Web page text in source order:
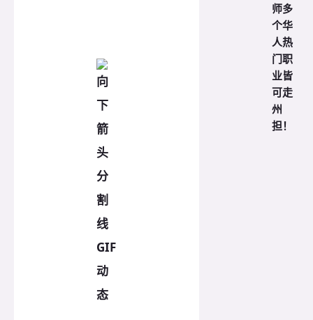
师多
个华
人热
门职
业皆
可走
州
担！